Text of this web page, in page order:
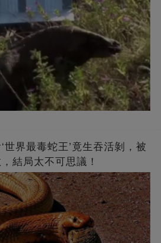
世界最毒蛇王’竟生吞活剝，被
結局太不可思議！